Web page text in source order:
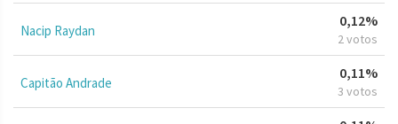
Nacip Raydan
0,12%
2 votos
Capitão Andrade
0,11%
3 votos